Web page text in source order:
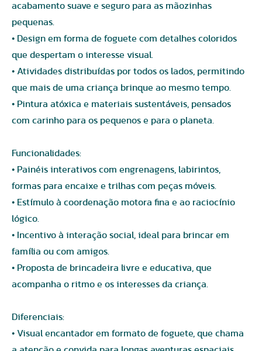
acabamento suave e seguro para as mãozinhas
pequenas.
• Design em forma de foguete com detalhes coloridos
que despertam o interesse visual.
• Atividades distribuídas por todos os lados, permitindo
que mais de uma criança brinque ao mesmo tempo.
• Pintura atóxica e materiais sustentáveis, pensados
com carinho para os pequenos e para o planeta.
Funcionalidades:
• Painéis interativos com engrenagens, labirintos,
formas para encaixe e trilhas com peças móveis.
• Estímulo à coordenação motora fina e ao raciocínio
lógico.
• Incentivo à interação social, ideal para brincar em
família ou com amigos.
• Proposta de brincadeira livre e educativa, que
acompanha o ritmo e os interesses da criança.
Diferenciais:
• Visual encantador em formato de foguete, que chama